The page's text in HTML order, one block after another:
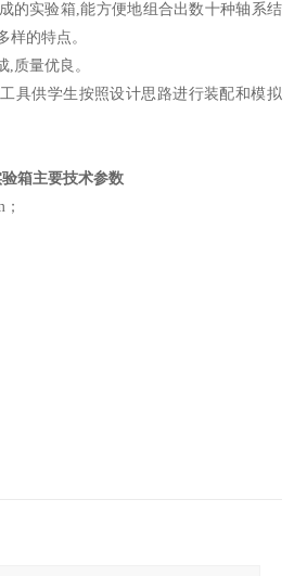
的实验箱,能方便地组合出数十种轴系结
样的特点。
,质量优良。
具供学生按照设计思路进行装配和模拟
箱主要技术参数